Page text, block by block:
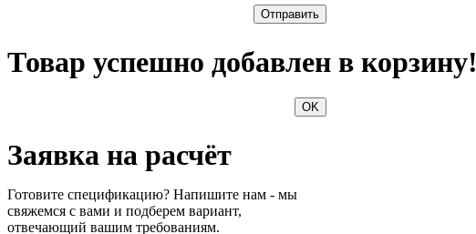
Отправить
Товар успешно добавлен в корзину!
OK
Заявка на расчёт
Готовите спецификацию? Напишите нам - мы
свяжемся с вами и подберем вариант,
отвечающий вашим требованиям.